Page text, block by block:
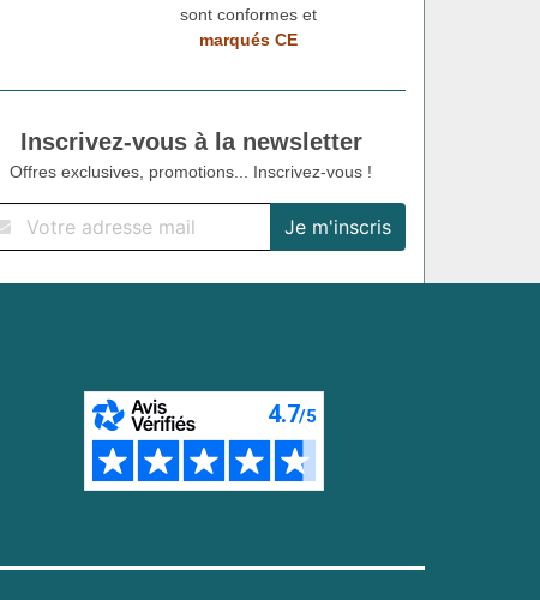
sont conformes et
marqués CE
Inscrivez-vous à la newsletter
Offres exclusives, promotions... Inscrivez-vous !